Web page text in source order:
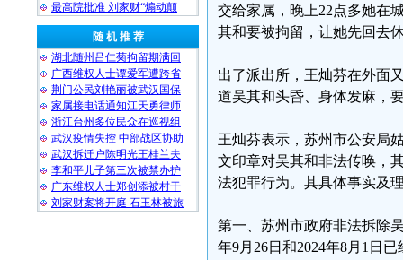
最高院批准 刘家财“煽动颠
随 机 推 荐
湖北随州吕仁菊拘留期满回
广西维权人士谭爱军遭跨省
荆门公民刘艳丽被武汉国保
家属接电话通知江天勇律师
浙江台州多位民众在巡视组
武汉疫情失控 中部战区协助
武汉拆迁户陈明光王桂兰夫
李和平儿子第三次被禁办护
广东维权人士郑创添被村干
刘家财案将开庭 石玉林被旅
交给家属，晚上22点多她在
其和要被拘留，让她先回去
出了派出所，王灿芬在外面
道吴其和头昏、身体发麻，
王灿芬表示，苏州市公安局
文印章对吴其和非法传唤，
法犯罪行为。其具体事实及
第一、苏州市政府非法拆除
年9月26日和2024年8月1日